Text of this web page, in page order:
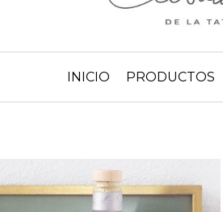
INICIO PRODUCTOS